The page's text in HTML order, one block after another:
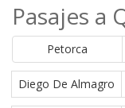
Pasajes a
Petorca
Diego De Almagro